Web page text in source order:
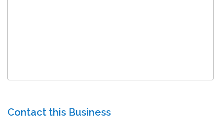
Contact this Business